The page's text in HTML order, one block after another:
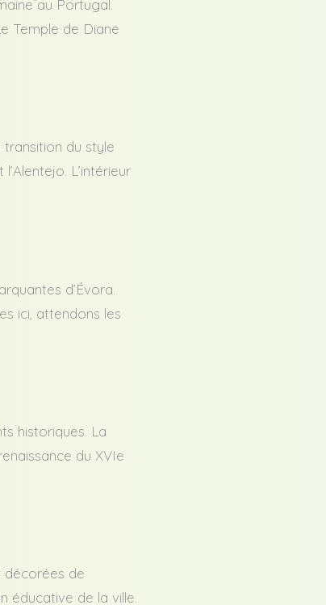
au Portugal.
Temple de Diane
transition du style
L’intérieur
d’Évora.
ici, attendons les
historiques. La
du XVIe
décorées de
éducative de la ville.